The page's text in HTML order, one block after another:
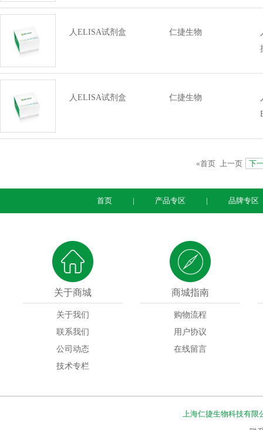
人ELISA试剂盒 仁捷生物
人ELISA试剂盒 仁捷生物
«首页 上一页 下
首页 | 产品专区 | 品牌专区
关于商城
关于我们
联系我们
公司动态
技术专栏
商城指南
购物流程
用户协议
在线留言
上海仁捷生物科技有限